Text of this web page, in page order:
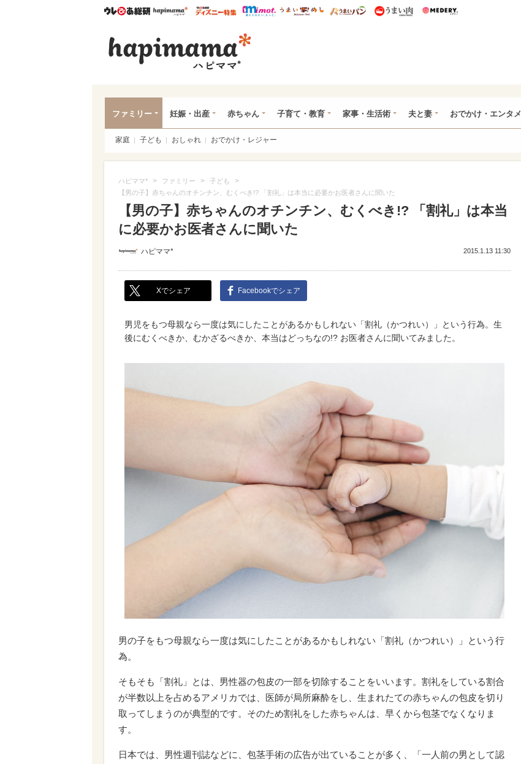
ウレぴあ総研ハピママ* ウレぴあ総研 ディズニー特集
mimot. うまいめし うまいパン うまい肉
ファミリー 妊娠・出産 赤ちゃん 子育て・教育 家事・生活術 夫と妻 おでかけ・エンタメ
家庭 子ども おしゃれ おでかけ・レジャー
ハピママ* > ファミリー > 子ども >
【男の子】赤ちゃんのオチンチン、むくべき!? 「割礼」は本当に必要かお医者さんに聞いた
【男の子】赤ちゃんのオチンチン、むくべき!? 「割礼」は本当
に必要かお医者さんに聞いた
ハピママ* 2015.1.13 11:30
Xでシェア Facebookでシェア
男児をもつ母親なら一度は気にしたことがあるかもしれない「割礼（かつれい）」という行為。生
後にむくべきか、むかざるべきか、本当はどっちなの!? お医者さんに聞いてみました。
男の子をもつ母親なら一度は気にしたことがあるかもしれない「割礼（かつれい）」という行
為。
そもそも「割礼」とは、男性器の包皮の一部を切除することをいいます。割礼をしている割合
が半数以上を占めるアメリカでは、医師が局所麻酔をし、生まれたての赤ちゃんの包皮を切り
取ってしまうのが典型的です。そのため割礼をした赤ちゃんは、早くから包茎でなくなりま
す。
日本では、男性週刊誌などに、包茎手術の広告が出ていることが多く、「一人前の男として認